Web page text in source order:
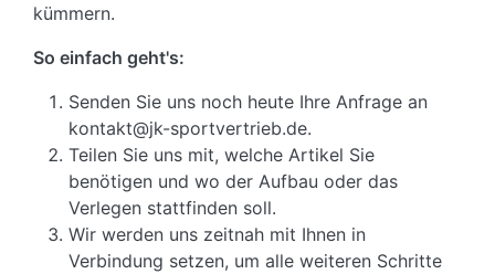
kümmern.
So einfach geht's:
Senden Sie uns noch heute Ihre Anfrage an
kontakt@jk-sportvertrieb.de.
Teilen Sie uns mit, welche Artikel Sie
benötigen und wo der Aufbau oder das
Verlegen stattfinden soll.
Wir werden uns zeitnah mit Ihnen in
Verbindung setzen, um alle weiteren Schritte